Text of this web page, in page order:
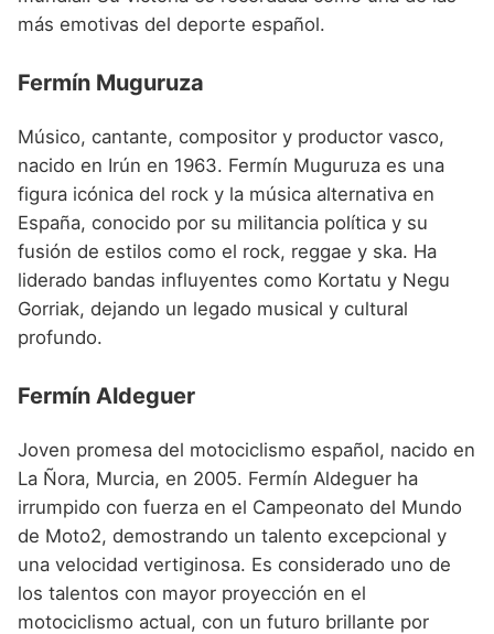
más emotivas del deporte español.
Fermín Muguruza
Músico, cantante, compositor y productor vasco,
nacido en Irún en 1963. Fermín Muguruza es una
figura icónica del rock y la música alternativa en
España, conocido por su militancia política y su
fusión de estilos como el rock, reggae y ska. Ha
liderado bandas influyentes como Kortatu y Negu
Gorriak, dejando un legado musical y cultural
profundo.
Fermín Aldeguer
Joven promesa del motociclismo español, nacido en
La Ñora, Murcia, en 2005. Fermín Aldeguer ha
irrumpido con fuerza en el Campeonato del Mundo
de Moto2, demostrando un talento excepcional y
una velocidad vertiginosa. Es considerado uno de
los talentos con mayor proyección en el
motociclismo actual, con un futuro brillante por